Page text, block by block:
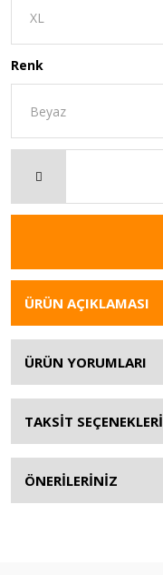
Renk
ÜRÜN AÇIKLAMASI
ÜRÜN YORUMLARI
TAKSİT SEÇENEKLERİ
ÖNERİLERİNİZ